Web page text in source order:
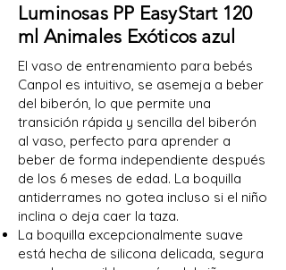
Luminosas PP EasyStart 120
ml Animales Exóticos azul
El vaso de entrenamiento para bebés
Canpol es intuitivo, se asemeja a beber
del biberón, lo que permite una
transición rápida y sencilla del biberón
al vaso, perfecto para aprender a
beber de forma independiente después
de los 6 meses de edad. La boquilla
antiderrames no gotea incluso si el niño
inclina o deja caer la taza.
La boquilla excepcionalmente suave
está hecha de silicona delicada, segura